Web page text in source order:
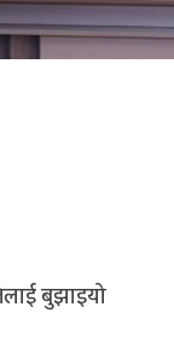
बुझाइयो